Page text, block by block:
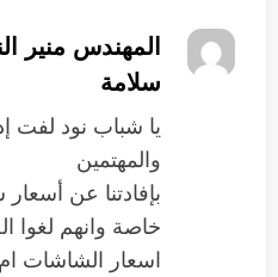
المهندس منير
سلامة
يا شباب نود لفت
والمهتمين
بإفادتنا عن
خاصة وانهم
اسعار الشاشات